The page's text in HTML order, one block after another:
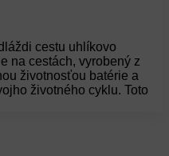
cestu uhlíkovo
na cestách, vyrobený z
životnosťou batérie a
životného cyklu. Toto